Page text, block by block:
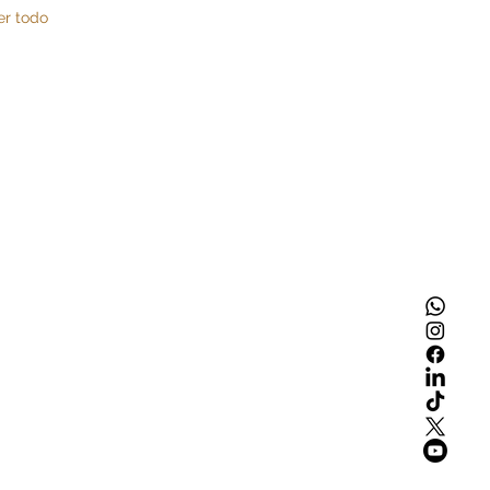
todo